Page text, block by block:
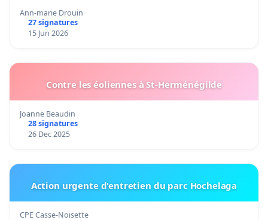
Ann-marie Drouin
27 signatures
15 Jun 2026
Contre les éoliennes à St-Herménégilde
Joanne Beaudin
28 signatures
26 Dec 2025
Action urgente d'entretien du parc Hochelaga
CPE Casse-Noisette